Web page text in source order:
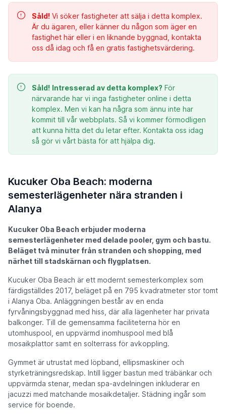
Såld! Vi söker fastigheter att sälja i detta komplex.
Är du ägaren, eller känner du någon som äger en
fastighet här eller i en liknande byggnad, kontakta
oss då idag och få en gratis fastighetsvärdering.
Såld! Intresserad av detta komplex? För
närvarande har vi inga fastigheter online i detta
komplex. Men vi kan ha några som ännu inte har
kommit till vår webbplats. Så vi kommer förmodligen
att kunna hitta det du letar efter. Kontakta oss idag
så gör vi vårt bästa för att hjälpa dig.
Kucuker Oba Beach: moderna
semesterlägenheter nära stranden i
Alanya
Kucuker Oba Beach erbjuder moderna
semesterlägenheter med delade pooler, gym och bastu.
Beläget två minuter från stranden och shopping, med
närhet till stadskärnan och flygplatsen.
Kucuker Oba Beach är ett modernt semesterkomplex som
färdigställdes 2017, beläget på en 795 kvadratmeter stor tomt
i Alanya Oba. Anläggningen består av en enda
fyrvåningsbyggnad med hiss, där alla lägenheter har privata
balkonger. Till de gemensamma faciliteterna hör en
utomhuspool, en uppvärmd inomhuspool med blå
mosaikplattor samt en solterrass för avkoppling.
Gymmet är utrustat med löpband, ellipsmaskiner och
styrketräningsredskap. Intill ligger bastun med träbänkar och
uppvärmda stenar, medan spa-avdelningen inkluderar en
jacuzzi med matchande mosaikdetaljer. Städning ingår som
service för boende.